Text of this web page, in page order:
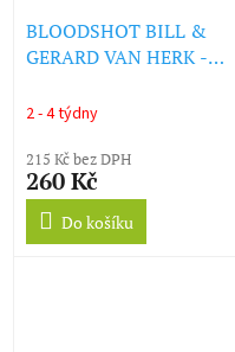
BLOODSHOT BILL &
GERARD VAN HERK -
2 - 4 týdny
215 Kč bez DPH
260 Kč
Do košíku